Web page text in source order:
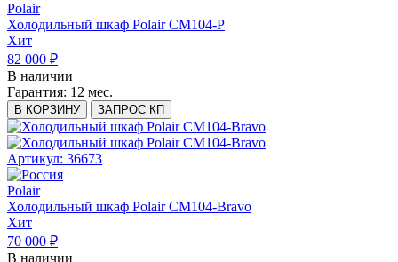
Polair
Холодильный шкаф Polair CM104-P
Хит
82 000 ₽
В наличии
Гарантия: 12 мес.
В КОРЗИНУ ЗАПРОС КП
Артикул: 36673
Polair
Холодильный шкаф Polair CM104-Bravo
Хит
70 000 ₽
В наличии